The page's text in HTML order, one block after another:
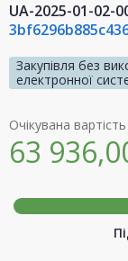
UA-2025-01-02-
Закупівля без
електронної
Очікувана вартість
63